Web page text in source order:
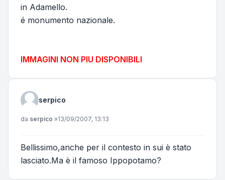
in Adamello.
é monumento nazionale.
IMMAGINI NON PIU DISPONIBILI
serpico
Messaggio
da serpico »13/09/2007, 13:13
Bellissimo,anche per il contesto in sui è stato
lasciato.Ma è il famoso Ippopotamo?